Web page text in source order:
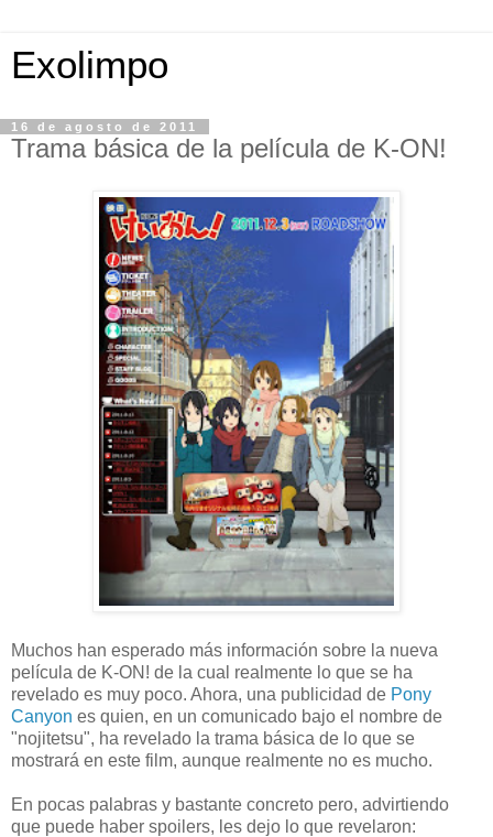
Exolimpo
16 de agosto de 2011
Trama básica de la película de K-ON!
Muchos han esperado más información sobre la nueva
película de K-ON! de la cual realmente lo que se ha
revelado es muy poco. Ahora, una publicidad de Pony
Canyon es quien, en un comunicado bajo el nombre de
"nojitetsu", ha revelado la trama básica de lo que se
mostrará en este film, aunque realmente no es mucho.
En pocas palabras y bastante concreto pero, advirtiendo
que puede haber spoilers, les dejo lo que revelaron: